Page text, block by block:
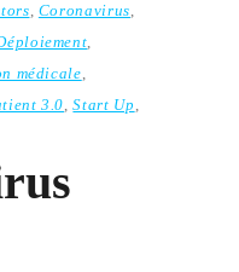
, Coronavirus,
,
médicale,
3.0,Start Up ,